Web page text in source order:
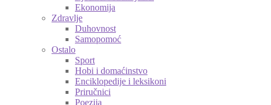
Ekonomija
Zdravlje
Duhovnost
Samopomoć
Ostalo
Sport
Hobi i domaćinstvo
Enciklopedije i leksikoni
Priručnici
Poezija